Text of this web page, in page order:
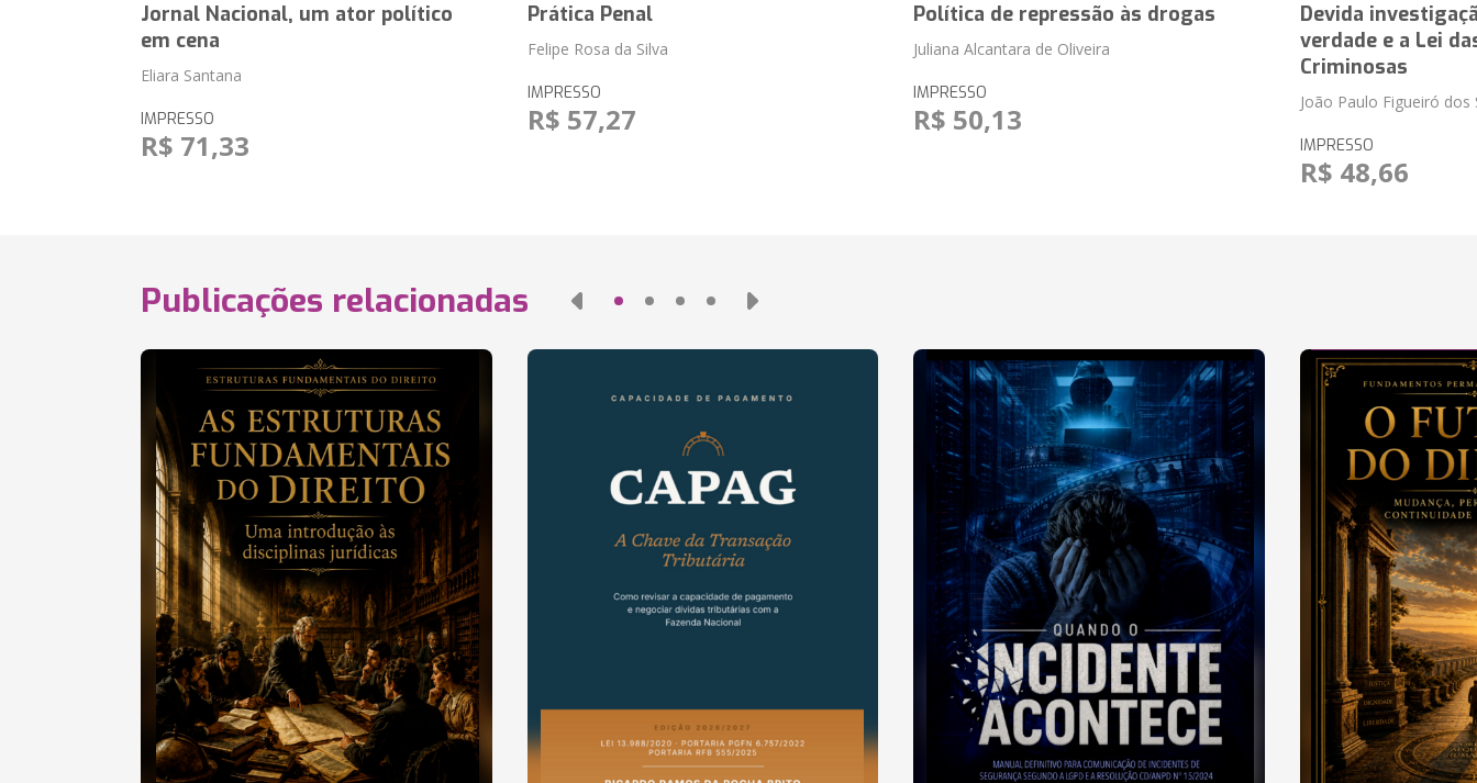
Jornal Nacional, um ator político
em cena
Eliara Santana
IMPRESSO
R$ 71,33
Prática Penal
Felipe Rosa da Silva
IMPRESSO
R$ 57,27
Política de repressão às drogas
Juliana Alcantara de Oliveira
IMPRESSO
R$ 50,13
Devida
verdade e a Lei
Criminosas
João Paulo Figueiró dos
IMPRESSO
R$ 48,66
Publicações relacionadas